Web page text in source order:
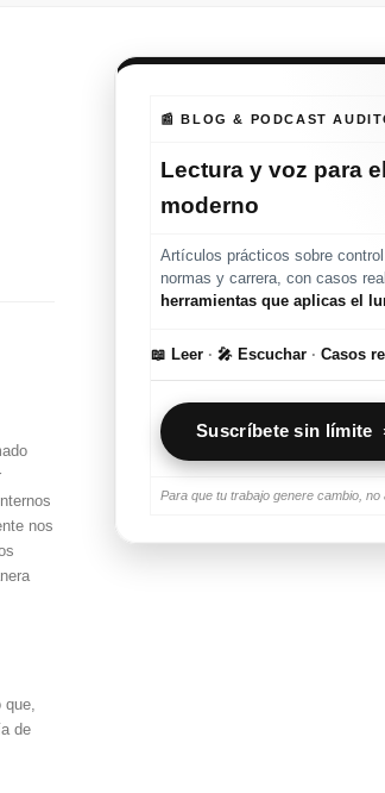
nos
de
📰 BLOG & PODCAST
Lectura y voz para
moderno
Artículos prácticos sobre control
normas y carrera, con casos
herramientas que aplicas el
📖 Leer · 🎤 Escuchar · Casos
Suscríbete sin límite
Para que tu trabajo genere cambio, no